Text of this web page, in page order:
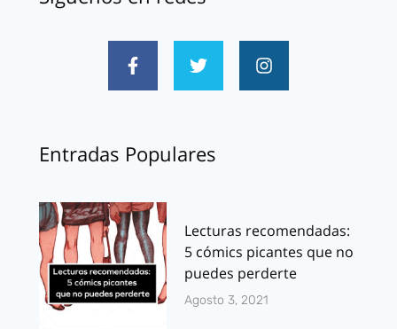
Entradas Populares
Lecturas recomendadas:
5 cómics picantes que no
puedes perderte
Agosto 3, 2021